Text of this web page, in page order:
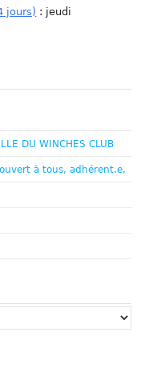
jours) : jeudi
DU WINCHES CLUB
à tous, adhérent.e,